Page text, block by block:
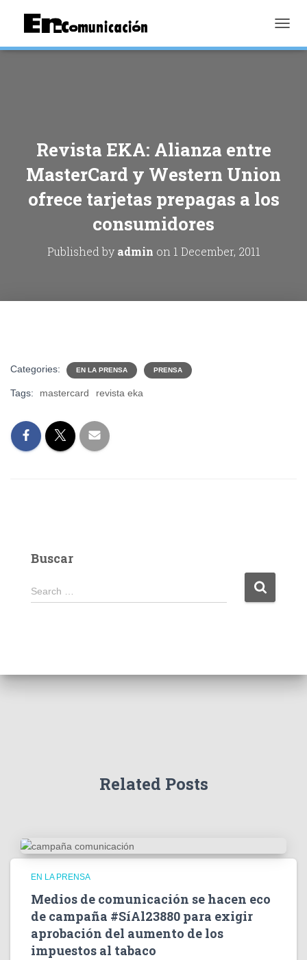
Revista EKA: Alianza entre
MasterCard y Western Union
ofrece tarjetas prepagas a los
consumidores
Published by admin on 1 December, 2011
Categories: EN LA PRENSA PRENSA
Tags: mastercard revista eka
Buscar
S
e
f
Search …
Related Posts
EN LA PRENSA
Medios de comunicación se hacen eco
de campaña #SíAl23880 para exigir
aprobación del aumento de los
impuestos al tabaco